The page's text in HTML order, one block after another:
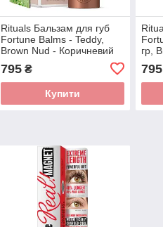
Rituals Бальзам для губ
Fortune Balms - Teddy,
Brown Nud - Коричневий
Виробництво Нідерланди
795₴
Купити
гр,
795